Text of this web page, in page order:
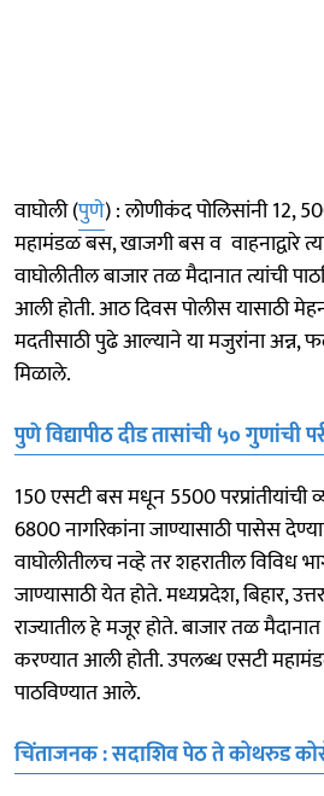
वाघोली (पुणे) : लोणीकंद पोलिसांनी 12,
महामंडळ बस, खाजगी बस व वाहनाद्वारे
वाघोलीतील बाजार तळ मैदानात त्यांची
आली होती. आठ दिवस पोलीस यासाठी
मदतीसाठी पुढे आल्याने या मजुरांना अन्न,
मिळाले.
पुणे विद्यापीठ दीड तासांची ५० गुणांची
150 एसटी बस मधून 5500
6800 नागरिकांना जाण्यासाठी पासेस
वाघोलीतीलच नव्हे तर शहरातील विविध
जाण्यासाठी येत होते. मध्यप्रदेश, बिहार,
राज्यातील हे मजूर होते. बाजार तळ
करण्यात आली होती. उपलब्ध एसटी
पाठविण्यात आले.
चिंताजनक : सदाशिव पेठ ते कोथरुड